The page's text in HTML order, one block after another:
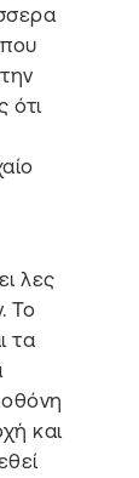
ότι
λες
Το
τα
και